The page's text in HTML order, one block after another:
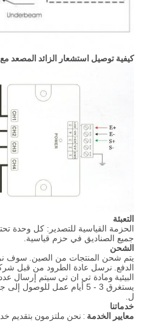
كيفية توصيل استشعار الزائد المصعد
التعبئة
الحزمة القياسية للتصدير: كل وحدة
جميع الصناديق في حزم قياسية.
الشحن
يتم شحن المنتجات من الصين.
الدفع. نرسل عادة الطرود من قبل
البيئية ومادة تي ان تي سيتم إرسال عدد
يستغرق 3 - 5 أيام عمل للوصول إلى
ل.
خدماتنا
معايير الخدمة : نحن ملتزمون بتقديم